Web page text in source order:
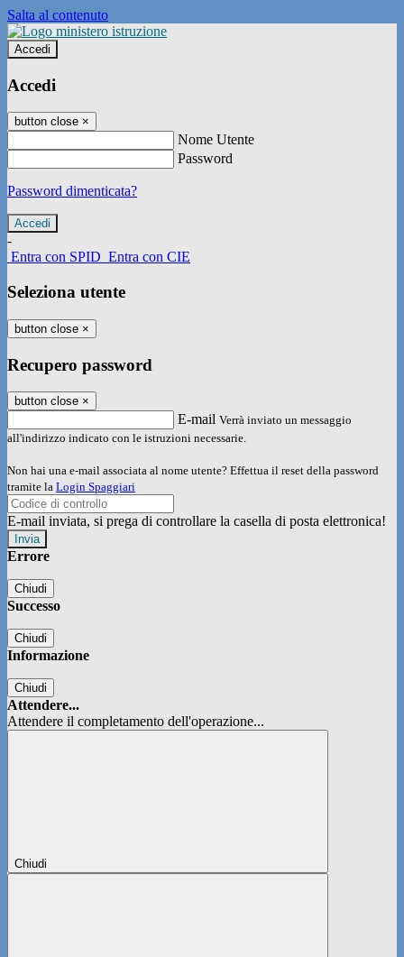
Salta al contenuto
Accedi
Accedi
button close ×
Nome Utente
Password
Password dimenticata?
-
Entra con SPID Entra con CIE
Seleziona utente
button close ×
Recupero password
button close ×
E-mail Verrà inviato un messaggio
all'indirizzo indicato con le istruzioni necessarie.
Non hai una e-mail associata al nome utente? Effettua il reset della password
tramite la Login Spaggiari
E-mail inviata, si prega di controllare la casella di posta elettronica!
Errore
Chiudi
Successo
Chiudi
Informazione
Chiudi
Attendere...
Attendere il completamento dell'operazione...
Chiudi